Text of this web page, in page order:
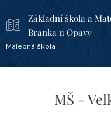
Základní škola a
Branka u Opavy
Malebná škola
MŠ -